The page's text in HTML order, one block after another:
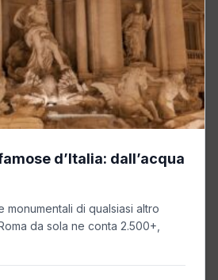
d’Italia: dall’acqua
monumentali di qualsiasi altro
da sola ne conta 2.500+,